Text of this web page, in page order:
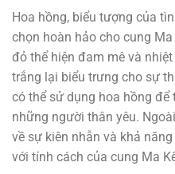
Hoa hồng, biểu tượng của
chọn hoàn hảo cho cung
đỏ thể hiện đam mê và
trắng lại biểu trưng cho sự
có thể sử dụng hoa hồng
những người thân yêu.
về sự kiên nhẫn và khả
với tính cách của cung Ma